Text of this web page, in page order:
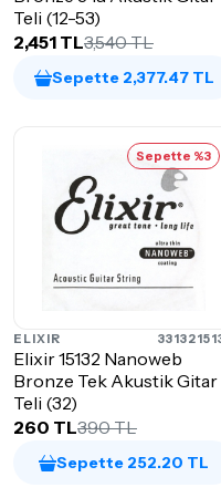
Teli (12-53)
2,451 TL3,540 TL
Sepette 2,377.47 TL
Sepette %3
ELIXIR
Elixir 15132 Nanoweb
Bronze Tek Akustik Gitar
Teli (32)
260 TL390 TL
Sepette 252.20 TL